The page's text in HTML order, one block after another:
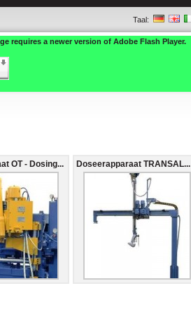
Taal:
requires a newer version of Adobe Flash Player.
OT - Dosing... Doseerapparaat TRANSAL...